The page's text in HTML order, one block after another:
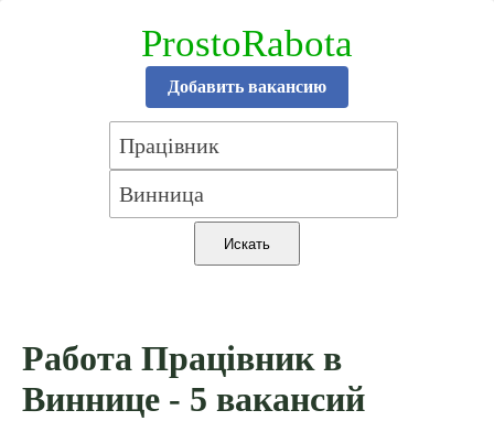
ProstoRabota
Добавить вакансию
Работа Працівник в
Виннице - 5 вакансий